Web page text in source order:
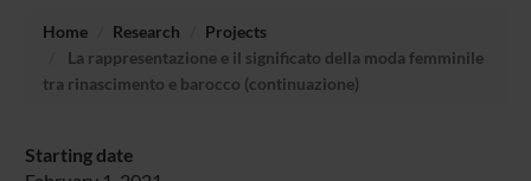
Home Research
Projects
La rappresentazione e il significato della moda femminile
tra rinascimento e barocco (continuazione)
Starting date